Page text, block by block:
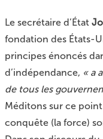
Le secrétaire d’État
fondation des États-
principes énoncés
d’indépendance, « a
de tous les
Méditons sur ce
conquête (la force)